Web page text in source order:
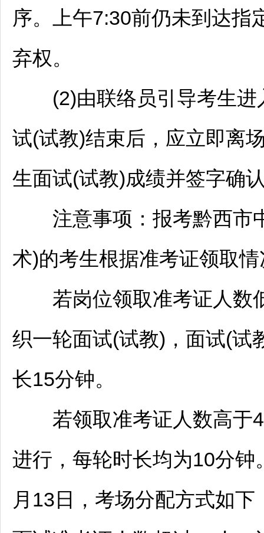
序。上午7:30前仍未到达指
弃权。
(2)由联络员引导考生进
试(试教)结束后，应立即离
生面试(试教)成绩并签字确
注意事项：报考黔西市
术)的考生根据准考证领取
若岗位领取准考证人数
织一轮面试(试教)，面试(试
长15分钟。
若领取准考证人数高于
进行，每轮时长均为10分
月13日，考场分配方式如